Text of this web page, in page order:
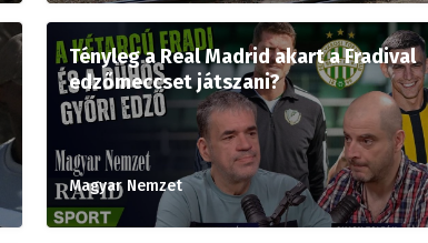
Tényleg a Real Madrid akart a Fradival
edzőmeccset játszani?
Magyar Nemzet